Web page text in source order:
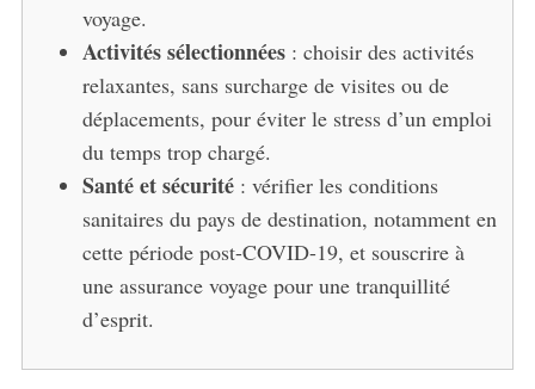
voyage.
Activités sélectionnées: choisir des activités
relaxantes, sans surcharge de visites ou de
déplacements, pour éviter le stress d’un emploi
du temps trop chargé.
Santé et sécurité: vérifier les conditions
sanitaires du pays de destination, notamment en
cette période post-COVID-19, et souscrire à
une assurance voyage pour une tranquillité
d’esprit.
e
a